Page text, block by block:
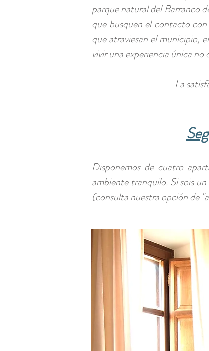
parque natural del Barranco
que busquen el contacto
que atraviesan el municipio,
vivir una experiencia única
La
Disponemos de cuatro
ambiente tranquilo. Si sois
(consulta nuestra opción de